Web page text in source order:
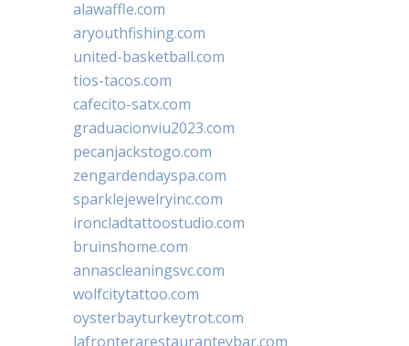
alawaffle.com
aryouthfishing.com
united-basketball.com
tios-tacos.com
cafecito-satx.com
graduacionviu2023.com
pecanjackstogo.com
zengardendayspa.com
sparklejewelryinc.com
ironcladtattoostudio.com
bruinshome.com
annascleaningsvc.com
wolfcitytattoo.com
oysterbayturkeytrot.com
lafronterarestauranteybar.com